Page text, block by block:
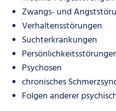
Zwangs- und
Verhaltensstörungen
Suchterkrankungen
Psychosen
chronisches
Folgen anderer